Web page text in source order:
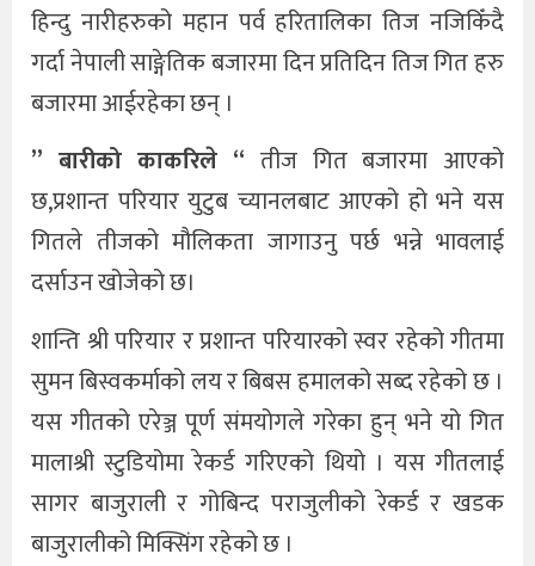
हिन्दु नारीहरुको महान पर्व हरितालिका तिज नजिकिँदै
गर्दा नेपाली साङ्गेतिक बजारमा दिन प्रतिदिन तिज गित हरु
बजारमा आईरहेका छन् ।
” बारीको काकरिले “ तीज गित बजारमा आएको
छ,प्रशान्त परियार युटुब च्यानलबाट आएको हो भने यस
गितले तीजको मौलिकता जागाउनु पर्छ भन्ने भावलाई
दर्साउन खोजेको छ।
शान्ति श्री परियार र प्रशान्त परियारको स्वर रहेको गीतमा
सुमन बिस्वकर्माको लय र बिबस हमालको सब्द रहेको छ ।
यस गीतको एरेञ्ज पूर्ण संमयोगले गरेका हुन् भने यो गित
मालाश्री स्टुडियोमा रेकर्ड गरिएको थियो । यस गीतलाई
सागर बाजुराली र गोबिन्द पराजुलीको रेकर्ड र खडक
बाजुरालीको मिक्सिंग रहेको छ ।